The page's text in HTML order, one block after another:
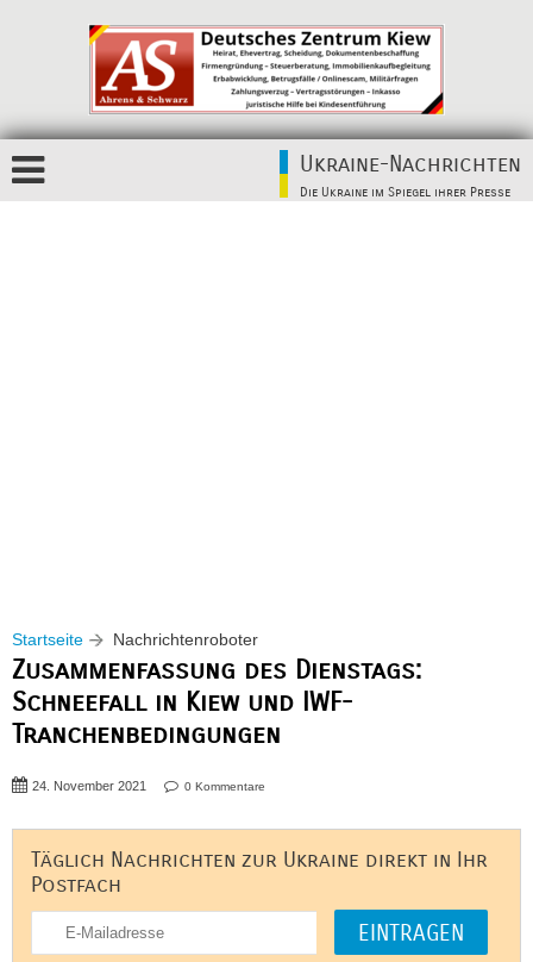
Ukraine-Nachrichten
Die Ukraine im Spiegel ihrer Presse
Startseite Nachrichtenroboter
Zusammenfassung des Dienstags:
Schneefall in Kiew und IWF-
Tranchenbedingungen
24. November 2021 0 Kommentare
Täglich Nachrichten zur Ukraine direkt in Ihr
Postfach